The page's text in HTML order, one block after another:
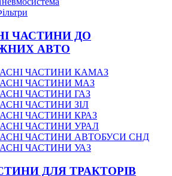
ЧАСТИНИ ДО
АВТО
ЧАСТИНИ КАМАЗ
ЧАСТИНИ МАЗ
ЧАСТИНИ ГАЗ
ЧАСТИНИ ЗІЛ
ЧАСТИНИ КРАЗ
ЧАСТИНИ УРАЛ
ЧАСТИНИ АВТОБУСИ СНД
ЧАСТИНИ УАЗ
ДЛЯ ТРАКТОРІВ